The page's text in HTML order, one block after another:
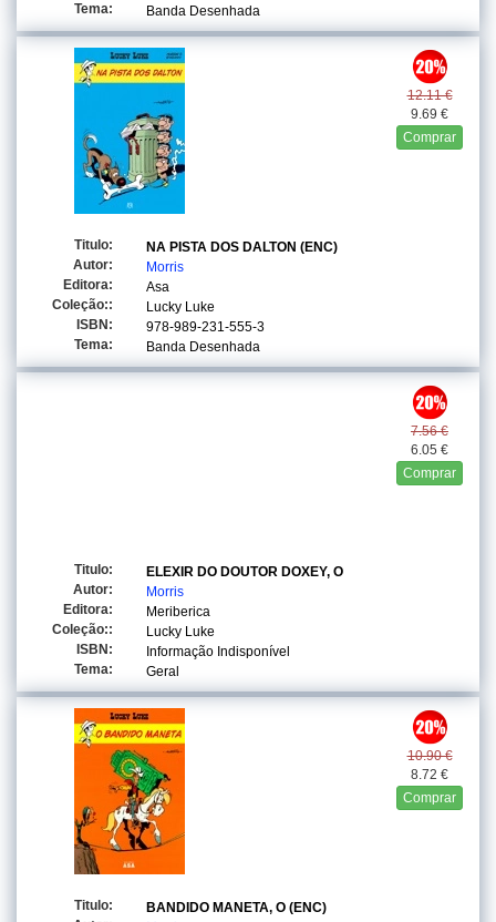
Tema:
Banda Desenhada
12.11 €
9.69 €
Comprar
Titulo:
NA PISTA DOS DALTON (ENC)
Autor:
Morris
Editora:
Asa
Coleção::
Lucky Luke
ISBN:
978-989-231-555-3
Tema:
Banda Desenhada
7.56 €
6.05 €
Comprar
Titulo:
ELEXIR DO DOUTOR DOXEY, O
Autor:
Morris
Editora:
Meriberica
Coleção::
Lucky Luke
ISBN:
Informação Indisponível
Tema:
Geral
10.90 €
8.72 €
Comprar
Titulo:
BANDIDO MANETA, O (ENC)